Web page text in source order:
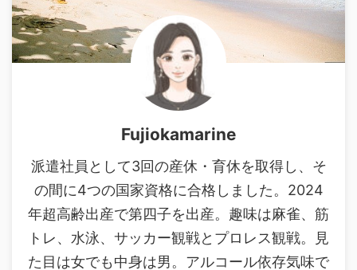
Fujiokamarine
派遣社員として3回の産休・育休を取得し、そ
の間に4つの国家資格に合格しました。2024
年超高齢出産で第四子を出産。趣味は麻雀、筋
トレ、水泳、サッカー観戦とプロレス観戦。見
た目は女でも中身は男。アルコール依存気味で